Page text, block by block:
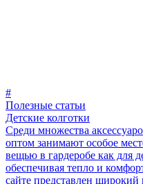
#
Полезные статьи
Детские колготки
Среди множества
оптом занимают особое
вещью в гардеробе как для
обеспечивая тепло и
сайте представлен широкий